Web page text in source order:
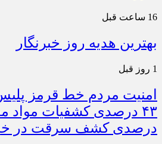
16 ساعت قبل
بهترین هدیه روز خبرنگار
1 روز قبل
امنیت مردم خط قرمز
درصدی کشف سرقت در